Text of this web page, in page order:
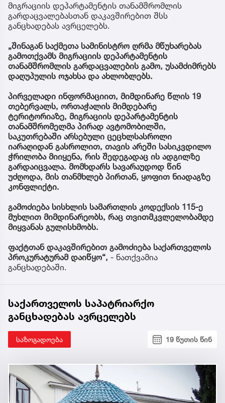
მიგრაციის დეპარტამენტის თანამშრომლის
გარდაცვალებასთან დაკავშირებით შსს
განცხადებას ავრცელებს.
„შინაგან საქმეთა სამინისტრო ღრმა მწუხარებას
გამოთქვამს მიგრაციის დეპარტამენტის
თანამშრომლის გარდაცვალების გამო, უსამძიმრებს
დაღუპულის ოჯახსა და ახლობლებს.
პირველადი ინფორმაციით, მიმდინარე წლის 19
თებერვალს, ორთაჭალის მიმდებარე
ტერიტორიაზე, მიგრაციის დეპარტამენტის
თანამშრომელმა პირად ავტომობილში,
საკუთრებაში არსებული ცეცხლსასროლი
იარაღიდან გასროლით, თავის არეში სასიკვდილო
ჭრილობა მიიყენა, რის შედეგადაც ის ადგილზე
გარდაიცვალა. მომხდარს სავარაუდოდ წინ
უძღოდა, მის თანმხლებ პირთან, ყოფით ნიადაგზე
კონფლიქტი.
გამოძიება სისხლის სამართლის კოდექსის 115-ე
მუხლით მიმდინარეობს, რაც თვითმკვლელობამდე
მიყვანას გულისხმობს.
ფაქტთან დაკავშირებით გამოძიება საქართველოს
პროკურატურამ დაიწყო“, - ნათქვამია
განცხადებაში.
საქართველოს საპატრიარქო
განცხადებას ავრცელებს
საზოგადოება 19 წუთის წინ